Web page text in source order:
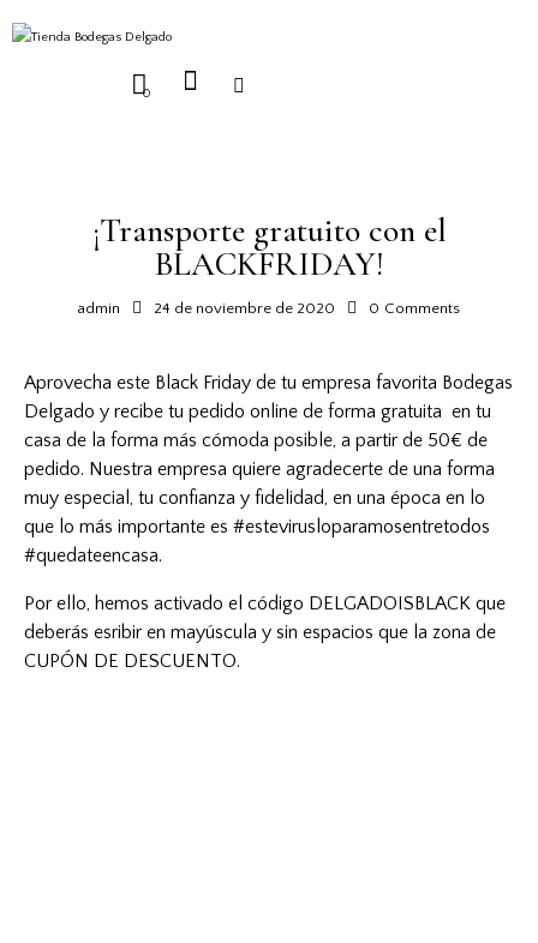
0
¡Transporte gratuito con el
BLACKFRIDAY!
admin 24 de noviembre de 2020 0 Comments
Aprovecha este Black Friday de tu empresa favorita Bodegas
Delgado y recibe tu pedido online de forma gratuita en tu
casa de la forma más cómoda posible, a partir de 50€ de
pedido. Nuestra empresa quiere agradecerte de una forma
muy especial, tu confianza y fidelidad, en una época en lo
que lo más importante es #estevirusloparamosentretodos
#quedateencasa.
Por ello, hemos activado el código DELGADOISBLACK que
deberás esribir en mayúscula y sin espacios que la zona de
CUPÓN DE DESCUENTO.